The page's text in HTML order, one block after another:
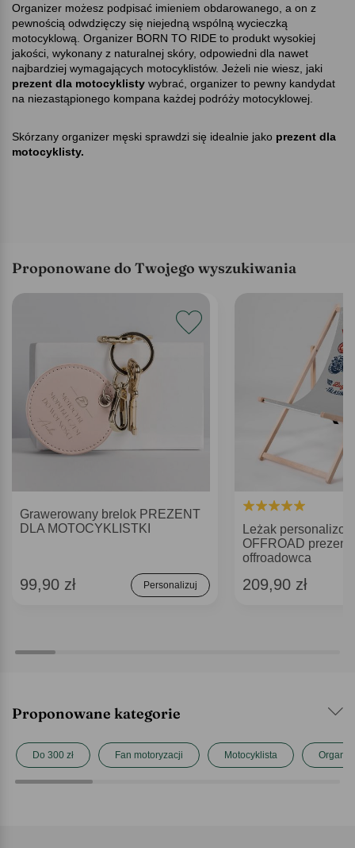
Organizer możesz podpisać imieniem obdarowanego, a on z
pewnością odwdzięczy się niejedną wspólną wycieczką
motocyklową. Organizer BORN TO RIDE to produkt wysokiej
jakości, wykonany z naturalnej skóry, odpowiedni dla nawet
najbardziej wymagających motocyklistów. Jeżeli nie wiesz, jaki
prezent dla motocyklisty wybrać, organizer to pewny kandydat
na niezastąpionego kompana każdej podróży motocyklowej.
Skórzany organizer męski sprawdzi się idealnie jako prezent dla
motocyklisty.
Proponowane do Twojego wyszukiwania
Grawerowany brelok PREZENT
DLA MOTOCYKLISTKI
99,90 zł Personalizuj
Leżak
OFFROAD prezent
offroadowca
209,90 zł
Proponowane kategorie
Do 300 zł Fan motoryzacji Motocyklista